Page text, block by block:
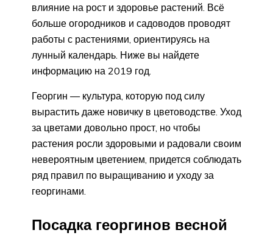
влияние на рост и здоровье растений. Всё
больше огородников и садоводов проводят
работы с растениями, ориентируясь на
лунный календарь. Ниже вы найдете
информацию на 2019 год.
Георгин — культура, которую под силу
вырастить даже новичку в цветоводстве. Уход
за цветами довольно прост, но чтобы
растения росли здоровыми и радовали своим
невероятным цветением, придется соблюдать
ряд правил по выращиванию и уходу за
георгинами.
Посадка георгинов весной